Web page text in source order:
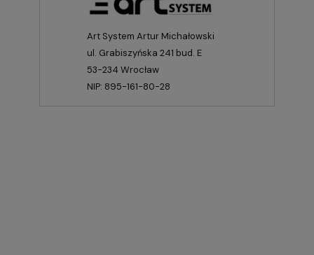
Art System Artur Michałowski
ul. Grabiszyńska 241 bud. E
53-234 Wrocław
NIP: 895-161-80-28